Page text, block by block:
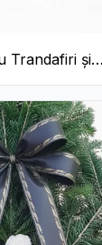
Trandafiri și